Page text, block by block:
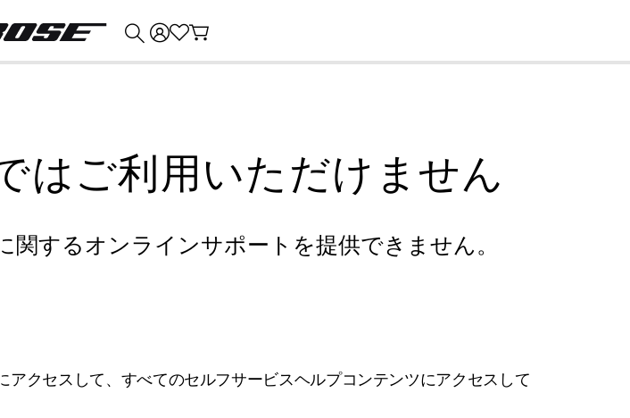
はご利用いただけません
するオンラインサポートを提供できません。
クセスして、すべてのセルフサービスヘルプコンテンツにアクセスして